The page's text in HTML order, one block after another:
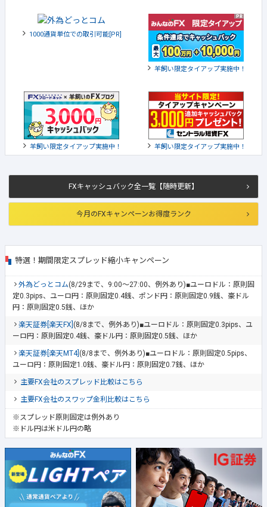
FXキャッシュバック全一覧【随時更新】
今月のFXキャンペーンお得度ランク
特選！期間限定スプレッド縮小キャンペーン
外為どっとコム(8/29まで、9:00～27:00、例外あり)■ユーロドル：原則固
定0.3pips、ユーロ円：原則固定0.4銭、ポンド円：原則固定0.9銭、豪ドル
円：原則固定0.5銭、ほか
楽天証券[楽天FX] (8/8まで、例外あり)■ユーロドル：原則固定0.3pips、ユ
ーロ円：原則固定0.4銭、豪ドル円：原則固定0.5銭、ほか
楽天証券[楽天MT4] (8/8まで、例外あり)■ユーロドル：原則固定0.5pips、
ユーロ円：原則固定1.0銭、豪ドル円：原則固定0.7銭、ほか
主要FX会社のスプレッド比較はこちら
主要FX会社のスワップ金利比較はこちら
※スプレッド原則固定は例外あり
※ドル円は米ドル円の略
1000通貨単位での取引可能[PR]
羊飼い限定タイアップ実施中！
羊飼い限定タイアップ実施中！ 羊飼い限定タイアップ実施中！